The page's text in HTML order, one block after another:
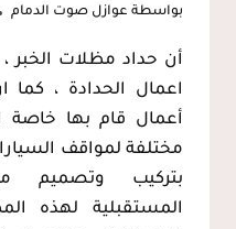
بواسطة عوازل صوت الدمام
أن حداد مظلات الخبر
اعمال الحدادة ،
أعمال قام بها
مختلفة لمواقف
بتركيب وتصميم
المستقبلية لهذه